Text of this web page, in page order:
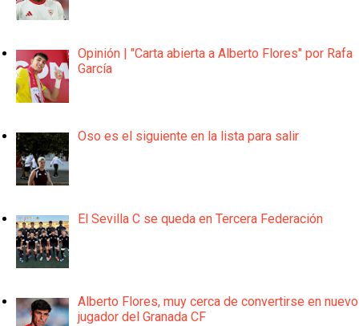
Opinión | "Carta abierta a Alberto Flores" por Rafa
García
Oso es el siguiente en la lista para salir
El Sevilla C se queda en Tercera Federación
Alberto Flores, muy cerca de convertirse en nuevo
jugador del Granada CF